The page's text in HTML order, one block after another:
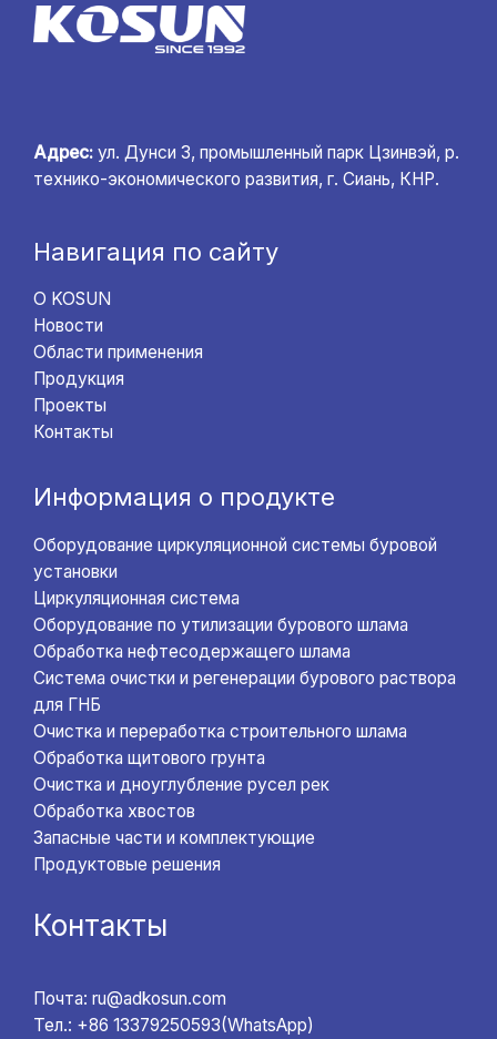
Адрес: ул. Дунси 3, промышленный парк Цзинвэй, р.
технико-экономического развития, г. Сиань, КНР.
Навигация по сайту
О KOSUN
Новости
Области применения
Продукция
Проекты
Контакты
Информация о продукте
Оборудование циркуляционной системы буровой
установки
Циркуляционная система
Оборудование по утилизации бурового шлама
Обработка нефтесодержащего шлама
Система очистки и регенерации бурового раствора
для ГНБ
Очистка и переработка строительного шлама
Обработка щитового грунта
Очистка и дноуглубление русел рек
Обработка хвостов
Запасные части и комплектующие
Продуктовые решения
Контакты
Почта: ru@adkosun.com
Тел.: +86 13379250593(WhatsApp)